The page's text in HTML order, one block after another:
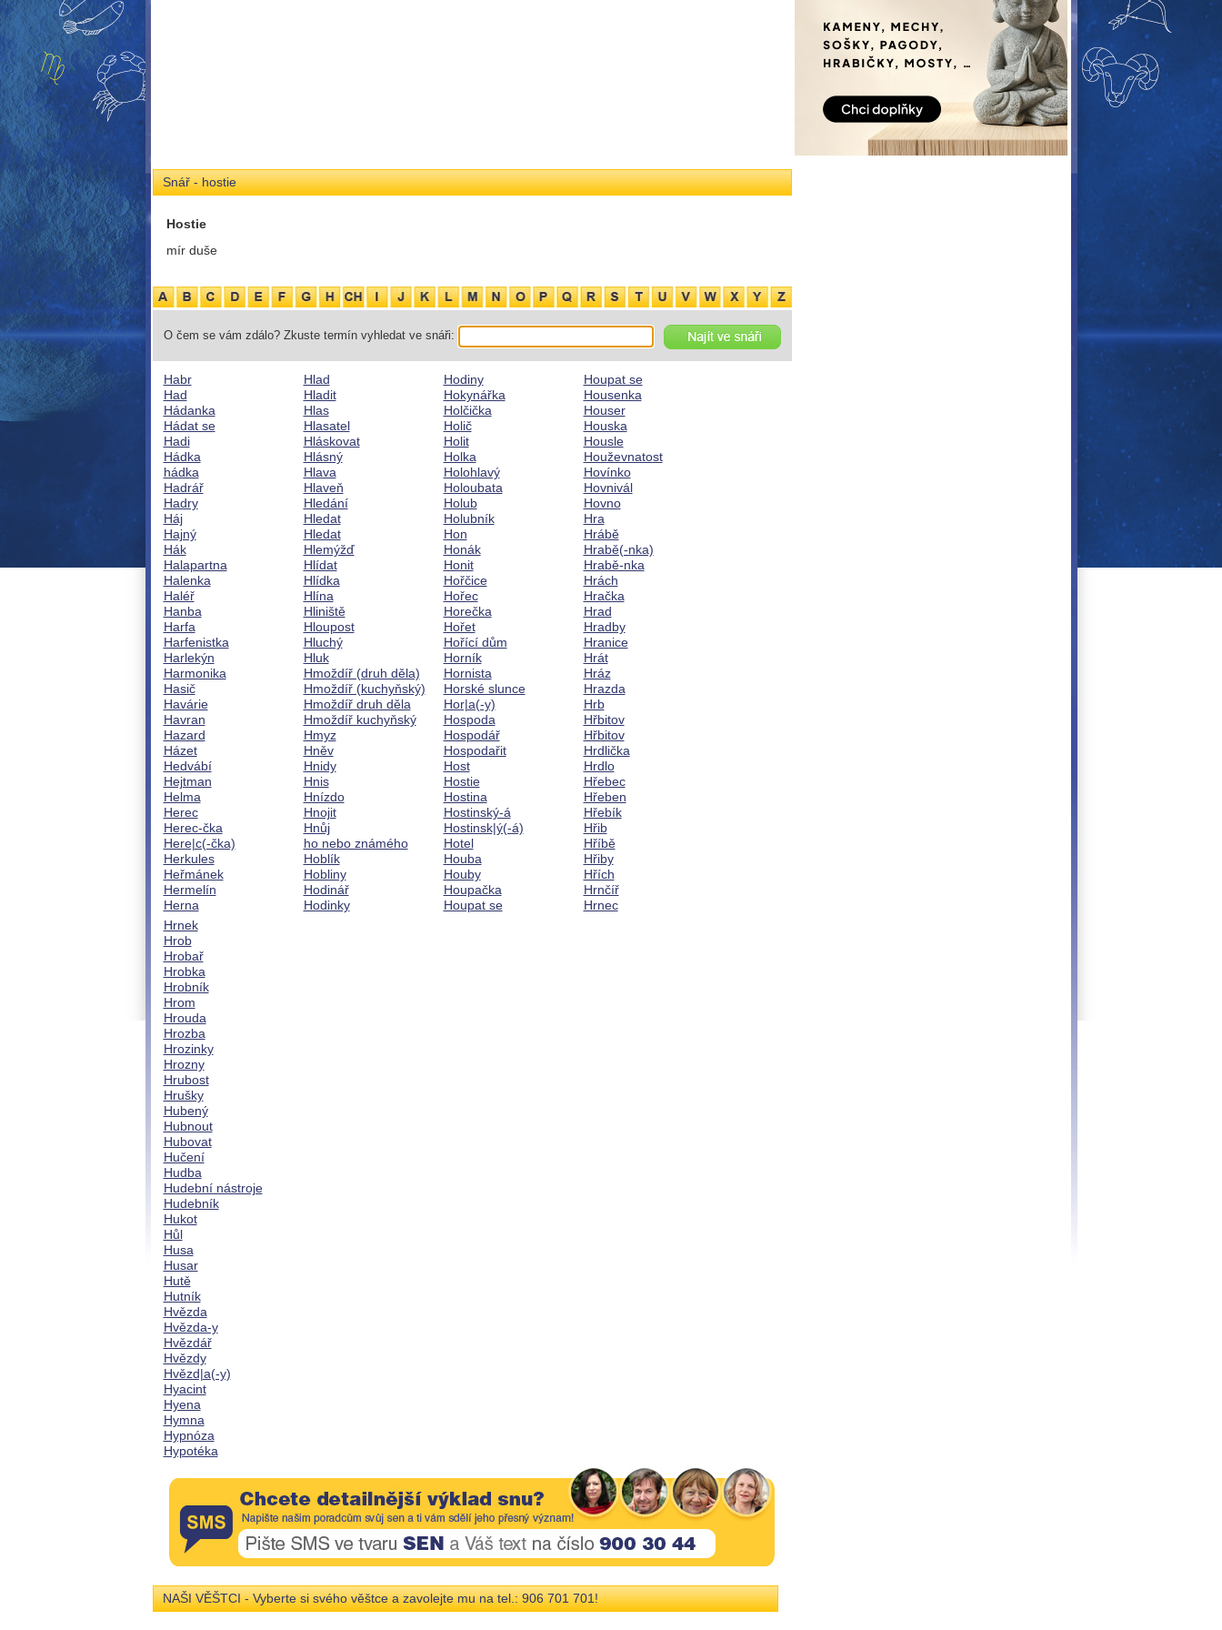
Snář - hostie
Hostie
mír duše
O čem se vám zdálo? Zkuste termín vyhledat ve snáři:
Habr
Had
Hádanka
Hádat se
Hadi
Hádka
hádka
Hadrář
Hadry
Háj
Hajný
Hák
Halapartna
Halenka
Haléř
Hanba
Harfa
Harfenistka
Harlekýn
Harmonika
Hasič
Havárie
Havran
Hazard
Házet
Hedvábí
Hejtman
Helma
Herec
Herec-čka
Here|c(-čka)
Herkules
Heřmánek
Hermelín
Herna
Hlad
Hladit
Hlas
Hlasatel
Hláskovat
Hlásný
Hlava
Hlaveň
Hledání
Hledat
Hledat
Hlemýžď
Hlídat
Hlídka
Hlína
Hliniště
Hloupost
Hluchý
Hluk
Hmoždíř (druh děla)
Hmoždíř (kuchyňský)
Hmoždíř druh děla
Hmoždíř kuchyňský
Hmyz
Hněv
Hnidy
Hnis
Hnízdo
Hnojit
Hnůj
ho nebo známého
Hoblík
Hobliny
Hodinář
Hodinky
Hodiny
Hokynářka
Holčička
Holič
Holit
Holka
Holohlavý
Holoubata
Holub
Holubník
Hon
Honák
Honit
Hořčice
Hořec
Horečka
Hořet
Hořící dům
Horník
Hornista
Horské slunce
Hor|a(-y)
Hospoda
Hospodář
Hospodařit
Host
Hostie
Hostina
Hostinský-á
Hostinsk|ý(-á)
Hotel
Houba
Houby
Houpačka
Houpat se
Houpat se
Housenka
Houser
Houska
Housle
Houževnatost
Hovínko
Hovnivál
Hovno
Hra
Hrábě
Hrabě(-nka)
Hrabě-nka
Hrách
Hračka
Hrad
Hradby
Hranice
Hrát
Hráz
Hrazda
Hrb
Hřbitov
Hřbitov
Hrdlička
Hrdlo
Hřebec
Hřeben
Hřebík
Hřib
Hříbě
Hřiby
Hřích
Hrnčíř
Hrnec
Hrnek
Hrob
Hrobař
Hrobka
Hrobník
Hrom
Hrouda
Hrozba
Hrozinky
Hrozny
Hrubost
Hrušky
Hubený
Hubnout
Hubovat
Hučení
Hudba
Hudební nástroje
Hudebník
Hukot
Hůl
Husa
Husar
Hutě
Hutník
Hvězda
Hvězda-y
Hvězdář
Hvězdy
Hvězd|a(-y)
Hyacint
Hyena
Hymna
Hypnóza
Hypotéka
NAŠI VĚŠTCI - Vyberte si svého věštce a zavolejte mu na tel.: 906 701 701!